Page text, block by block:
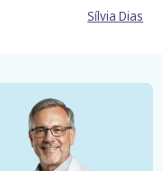
Sílvia Dias